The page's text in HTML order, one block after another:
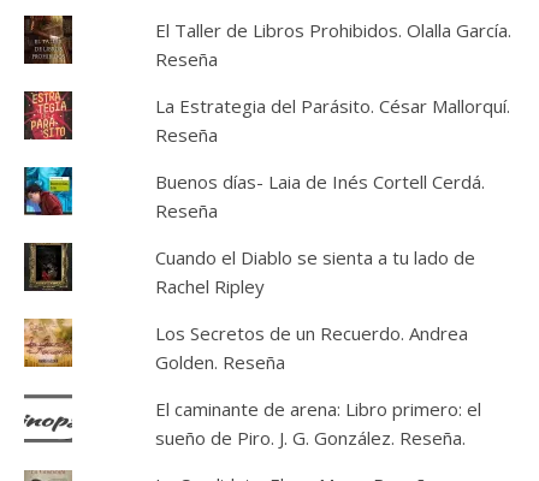
El Taller de Libros Prohibidos. Olalla García.
Reseña
La Estrategia del Parásito. César Mallorquí.
Reseña
Buenos días- Laia de Inés Cortell Cerdá.
Reseña
Cuando el Diablo se sienta a tu lado de
Rachel Ripley
Los Secretos de un Recuerdo. Andrea
Golden. Reseña
El caminante de arena: Libro primero: el
sueño de Piro. J. G. González. Reseña.